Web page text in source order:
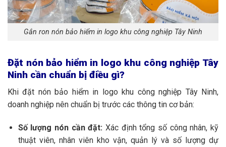
Gắn ron nón bảo hiểm in logo khu công nghiệp Tây Ninh
Đặt nón bảo hiểm in logo khu công nghiệp Tây
Ninh cần chuẩn bị điều gì?
Khi đặt nón bảo hiểm in logo khu công nghiệp Tây Ninh,
doanh nghiệp nên chuẩn bị trước các thông tin cơ bản:
Số lượng nón cần đặt: Xác định tổng số công nhân, kỹ
thuật viên, nhân viên kho vận, quản lý và số lượng dự